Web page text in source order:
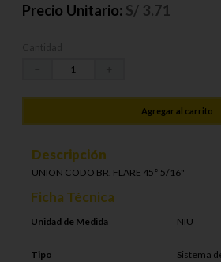
Precio Unitario: S/ 3.71
Agregar al carrito
Descripción
UNION CODO BR. FLARE 45° 5/16"
Ficha Técnica
Unidad de Medida NIU
Tipo Sistema